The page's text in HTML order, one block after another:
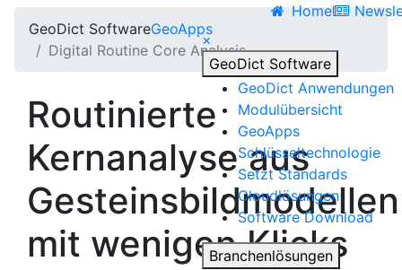
Home
×
GeoDict Software
GeoDict Anwendungen
Modulübersicht
GeoApps
Schlüsseltechnologie
Setzt Standards
Cloudlösungen
Software Download
Branchenlösungen
GeoDict SoftwareGeoApps
Digital Routine Core Analysis
Routinierte
Kernanalyse aus
Gesteinsbildmodellen
mit wenigen Klicks